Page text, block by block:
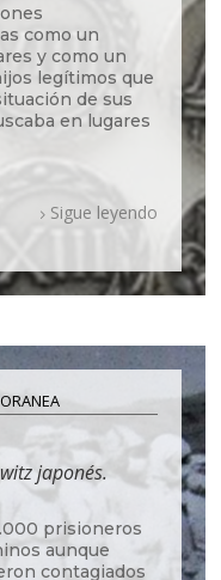
como un
y como un
legítimos que
de sus
en lugares
Sigue leyendo
japonés.
prisioneros
aunque
contagiados